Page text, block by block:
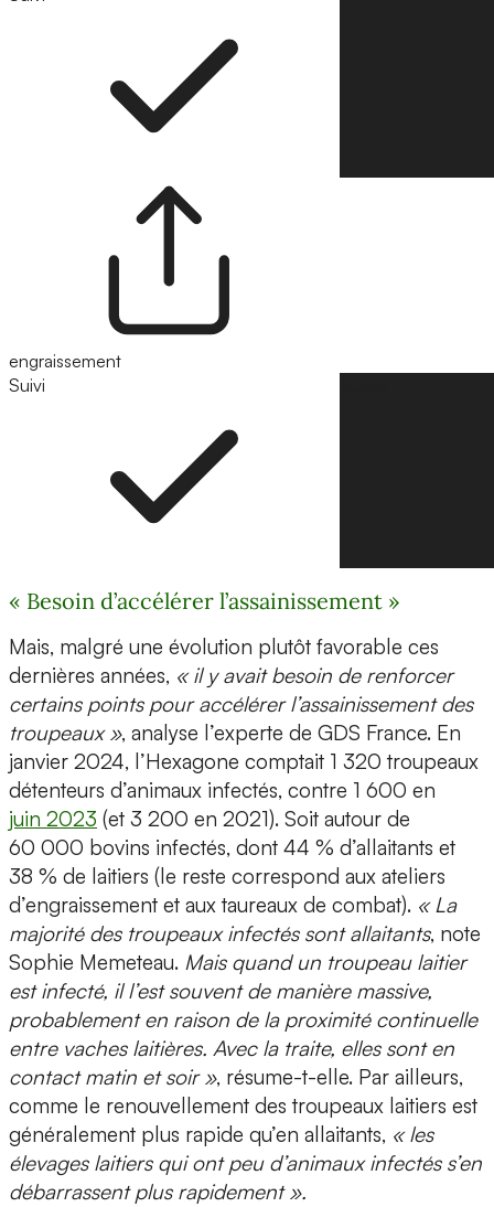
engraissement
Suivi
« Besoin d’accélérer l’assainissement »
Mais, malgré une évolution plutôt favorable ces
dernières années, « il y avait besoin de renforcer
certains points pour accélérer l’assainissement des
troupeaux », analyse l’experte de GDS France. En
janvier 2024, l’Hexagone comptait 1 320 troupeaux
détenteurs d’animaux infectés, contre 1 600 en
juin 2023 (et 3 200 en 2021). Soit autour de
60 000 bovins infectés, dont 44 % d’allaitants et
38 % de laitiers (le reste correspond aux ateliers
d’engraissement et aux taureaux de combat). « La
majorité des troupeaux infectés sont allaitants, note
Sophie Memeteau. Mais quand un troupeau laitier
est infecté, il l’est souvent de manière massive,
probablement en raison de la proximité continuelle
entre vaches laitières. Avec la traite, elles sont en
contact matin et soir », résume-t-elle. Par ailleurs,
comme le renouvellement des troupeaux laitiers est
généralement plus rapide qu’en allaitants, « les
élevages laitiers qui ont peu d’animaux infectés s’en
débarrassent plus rapidement ».